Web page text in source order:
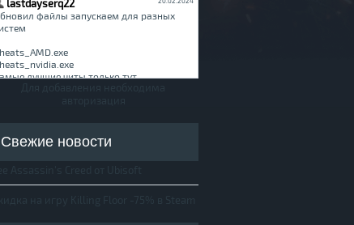
Свежие новости